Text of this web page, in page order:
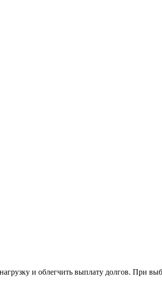
и облегчить выплату долгов. При